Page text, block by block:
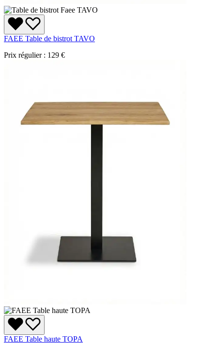
FAEE Table de bistrot TAVO
Prix régulier : 129 €
FAEE Table haute TOPA